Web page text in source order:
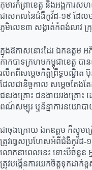
កុមារកំព្រាខេត្ត និងអង្គការស
ជាសកលនៃជំងឺកូវីដ-១៩ ដែល
ភូមិលេខ៣ សង្កាត់កំពង់លាវ ក្រុ
ក្នុងឱកាសនោះដែរ ឯកឧត្តម​ អ
កាកបាទក្រហម​កម្ពុជា​ខេត្ត បា
រលឹកពីសម្តេចកិត្តិព្រឹទ្ធបណ្ឌិត
ដែលជានិច្ចកាល សម្ដេចតែងត
ជនរងគ្រោះ ជនងាយរងគ្រោះ
ពណ៍សម្បុរ ឬនិន្នាការនយោប
ជាចុងក្រោយ ឯកឧត្តម​ ក៏សូមក្
ត្រូវធ្វេសប្រហែសអំពីជំងឺកូវីដ
លោកនាពេលនេះ ទោះបីចំនួន អ្
ត្រូវបង្កើនការយកចិត្តទុកដា